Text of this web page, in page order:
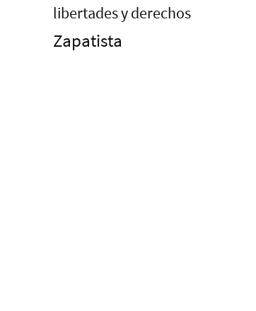
libertades y derechos
Zapatista